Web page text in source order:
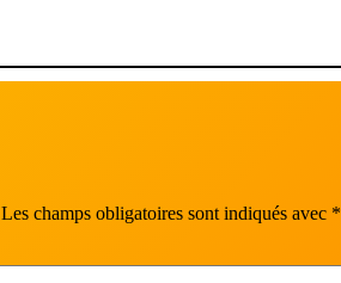
Les champs obligatoires sont indiqués avec *